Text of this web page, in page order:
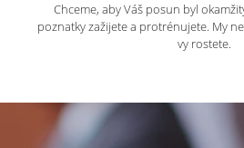
Chceme, aby Váš posun byl
poznatky zažijete a protrénujete. My
vy rostete.